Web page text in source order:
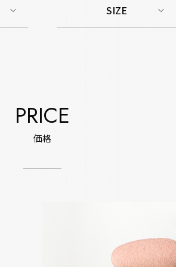
SIZE
PRICE
価格